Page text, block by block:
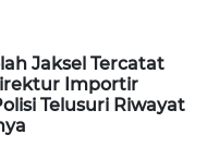
Jaksel Tercatat
Importir
Telusuri Riwayat